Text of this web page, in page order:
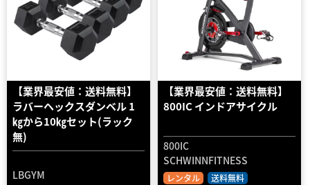
【業界最安値：送料無料】
ラバーヘックスダンベル 1
㎏から10㎏セット(ラック
無)
LBGYM
【業界最安値：送料無料】
800IC インドアサイクル
800IC
SCHWINNFITNESS
レンタル
送料無料